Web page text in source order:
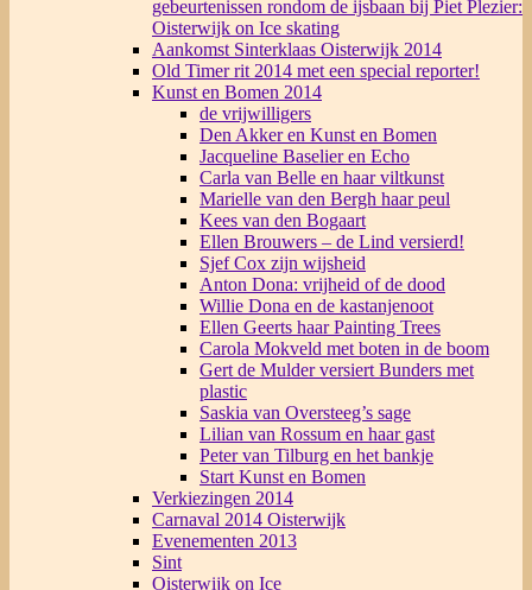
gebeurtenissen rondom de ijsbaan bij Piet Plezier:
Oisterwijk on Ice skating
Aankomst Sinterklaas Oisterwijk 2014
Old Timer rit 2014 met een special reporter!
Kunst en Bomen 2014
de vrijwilligers
Den Akker en Kunst en Bomen
Jacqueline Baselier en Echo
Carla van Belle en haar viltkunst
Marielle van den Bergh haar peul
Kees van den Bogaart
Ellen Brouwers – de Lind versierd!
Sjef Cox zijn wijsheid
Anton Dona: vrijheid of de dood
Willie Dona en de kastanjenoot
Ellen Geerts haar Painting Trees
Carola Mokveld met boten in de boom
Gert de Mulder versiert Bunders met
plastic
Saskia van Oversteeg’s sage
Lilian van Rossum en haar gast
Peter van Tilburg en het bankje
Start Kunst en Bomen
Verkiezingen 2014
Carnaval 2014 Oisterwijk
Evenementen 2013
Sint
Oisterwijk on Ice